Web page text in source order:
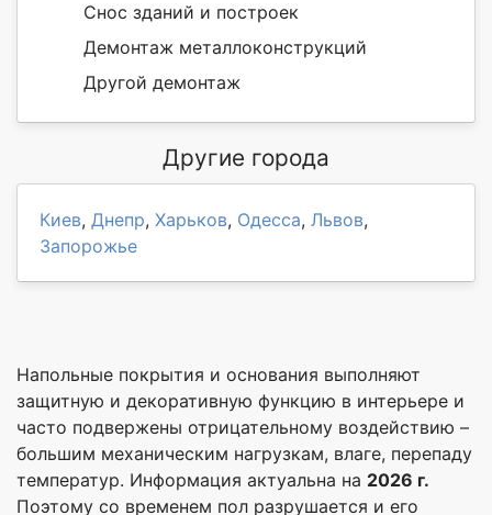
Снос зданий и построек
Демонтаж металлоконструкций
Другой демонтаж
Другие города
Киев, Днепр, Харьков, Одесса, Львов,
Запорожье
Напольные покрытия и основания выполняют
защитную и декоративную функцию в интерьере и
часто подвержены отрицательному воздействию –
большим механическим нагрузкам, влаге, перепаду
температур. Информация актуальна на 2026 г.
Поэтому со временем пол разрушается и его